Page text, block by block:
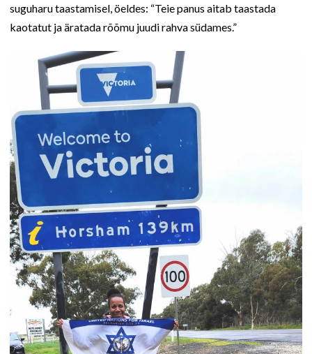
suguharu taastamisel, öeldes: “Teie panus aitab taastada
kaotatut ja äratada rõõmu juudi rahva südames.”